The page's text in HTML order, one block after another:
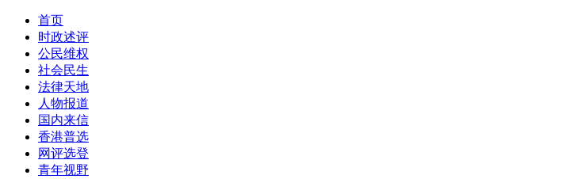
首页
时政述评
公民维权
社会民生
法律天地
人物报道
国内来信
香港普选
网评选登
青年视野